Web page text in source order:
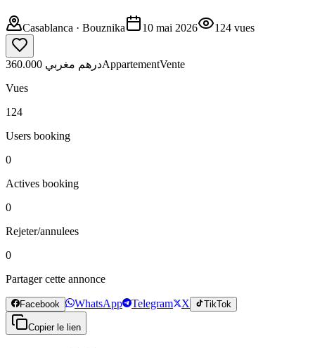
Casablanca · Bouznika 10 mai 2026 124 vues
360.000 درهم مغربيAppartementVente
Vues
124
Users booking
0
Actives booking
0
Rejeter/annulees
0
Partager cette annonce
Facebook WhatsApp Telegram X TikTok
Copier le lien